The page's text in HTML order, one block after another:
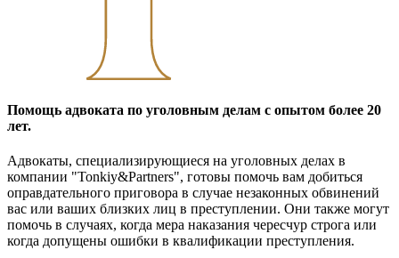
Помощь адвоката по уголовным делам с опытом более 20
лет.
Адвокаты, специализирующиеся на уголовных делах в
компании "Tonkiy&Partners", готовы помочь вам добиться
оправдательного приговора в случае незаконных обвинений
вас или ваших близких лиц в преступлении. Они также могут
помочь в случаях, когда мера наказания чересчур строга или
когда допущены ошибки в квалификации преступления.